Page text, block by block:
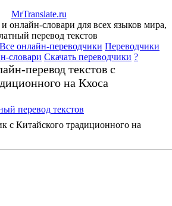
MrTranslate.ru
онлайн-словари для всех языков мира,
перевод текстов
Все онлайн-переводчики Переводчики
словари Скачать переводчики ?
перевод текстов с
на Кхоса
перевод текстов
с Китайского традиционного на